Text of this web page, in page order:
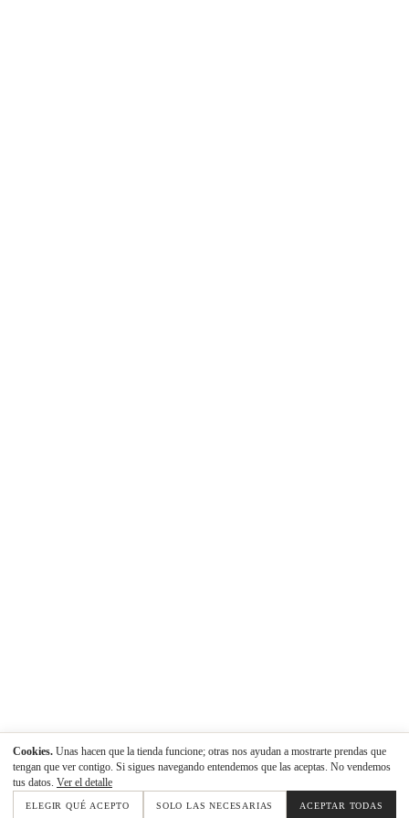
Cookies. Unas hacen que la tienda funcione; otras nos ayudan a mostrarte prendas que
tengan que ver contigo. Si sigues navegando entendemos que las aceptas. No vendemos
tus datos. Ver el detalle
ELEGIR QUÉ ACEPTO SOLO LAS NECESARIAS ACEPTAR TODAS